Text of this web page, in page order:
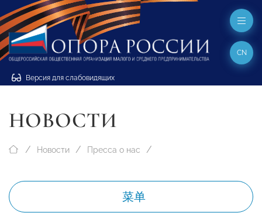
Версия для слабовидящих
CN
НОВОСТИ
Новости Пресса о нас
菜单